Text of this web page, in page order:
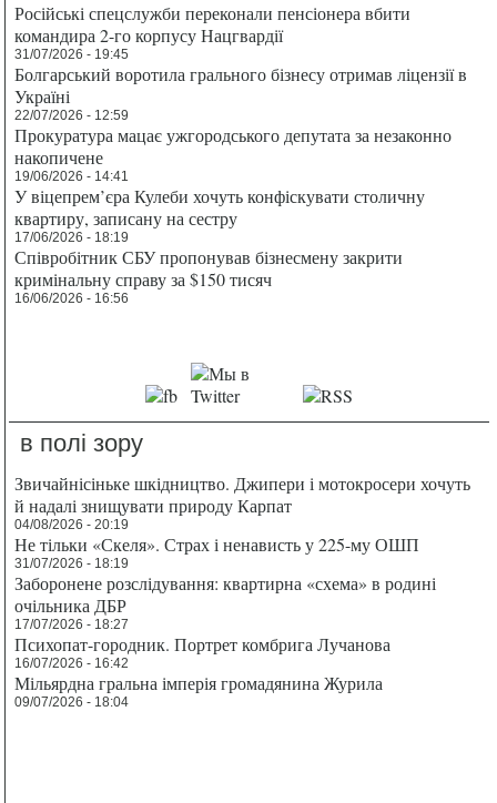
Російські спецслужби переконали пенсіонера вбити
командира 2-го корпусу Нацгвардії
31/07/2026 - 19:45
Болгарський воротила грального бізнесу отримав ліцензії в
Україні
22/07/2026 - 12:59
Прокуратура мацає ужгородського депутата за незаконно
накопичене
19/06/2026 - 14:41
У віцепрем’єра Кулеби хочуть конфіскувати столичну
квартиру, записану на сестру
17/06/2026 - 18:19
Співробітник СБУ пропонував бізнесмену закрити
кримінальну справу за $150 тисяч
16/06/2026 - 16:56
в полі зору
Звичайнісіньке шкідництво. Джипери і мотокросери хочуть
й надалі знищувати природу Карпат
04/08/2026 - 20:19
Не тільки «Скеля». Страх і ненависть у 225-му ОШП
31/07/2026 - 18:19
Заборонене розслідування: квартирна «схема» в родині
очільника ДБР
17/07/2026 - 18:27
Психопат-городник. Портрет комбрига Лучанова
16/07/2026 - 16:42
Мільярдна гральна імперія громадянина Журила
09/07/2026 - 18:04